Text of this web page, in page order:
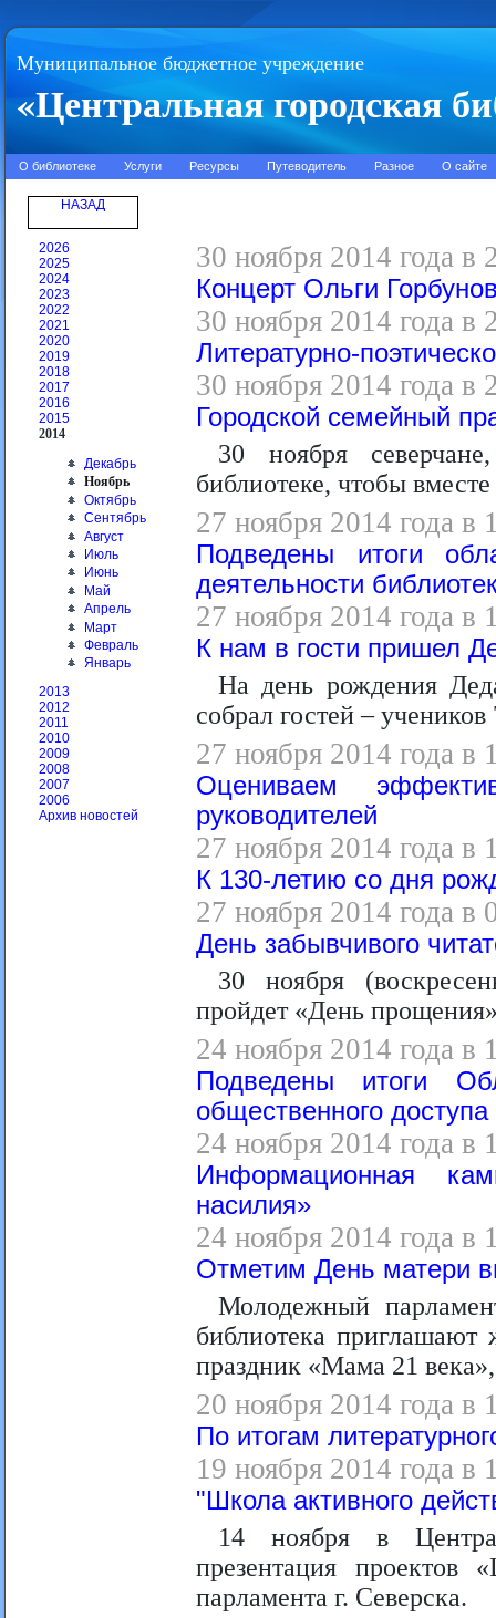
Муниципальное бюджетное учреждение
«Центральная городская
О библиотеке Услуги Ресурсы Путеводитель Разное О сайте
НАЗАД
2026
2025
2024
2023
2022
2021
2020
2019
2018
2017
2016
2015
2014
Декабрь
Ноябрь
Октябрь
Сентябрь
Август
Июль
Июнь
Май
Апрель
Март
Февраль
Январь
2013
2012
2011
2010
2009
2008
2007
2006
Архив новостей
30 ноября 2014 года в
Концерт Ольги
30 ноября 2014 года в
Литературно-
30 ноября 2014 года в
Городской семейный
30 ноября
библиотеке, чтобы
27 ноября 2014 года в
Подведены итоги
деятельности
27 ноября 2014 года в
К нам в гости пришел
На день рождения
собрал гостей –
27 ноября 2014 года в
Оцениваем
руководителей
27 ноября 2014 года в
К 130-летию со дня
27 ноября 2014 года в
День забывчивого
30 ноября
пройдет «День
24 ноября 2014 года в
Подведены итоги
общественного
24 ноября 2014 года в
Информационная
насилия»
24 ноября 2014 года в
Отметим День матери
Молодежный
библиотека приглашают
праздник «Мама 21
20 ноября 2014 года в
По итогам
19 ноября 2014 года в
"Школа активного
14 ноября в
презентация проектов
парламента г. Северска.